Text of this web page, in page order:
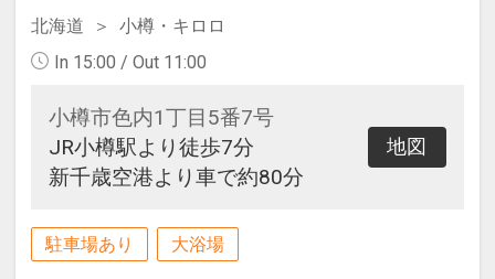
北海道
小樽・キロロ
In 15:00 / Out 11:00
小樽市色内1丁目5番7号
JR小樽駅より徒歩7分
新千歳空港より車で約80分
地図
駐車場あり 大浴場